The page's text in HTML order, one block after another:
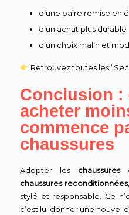
d’une paire remise en
d’un achat plus durable
d’un choix malin et
Retrouvez toutes les
Conclusion :
acheter
commence
chaussures
Adopter les chaussures
chaussures reconditionnées
stylé et responsable. Ce
c’est lui donner une